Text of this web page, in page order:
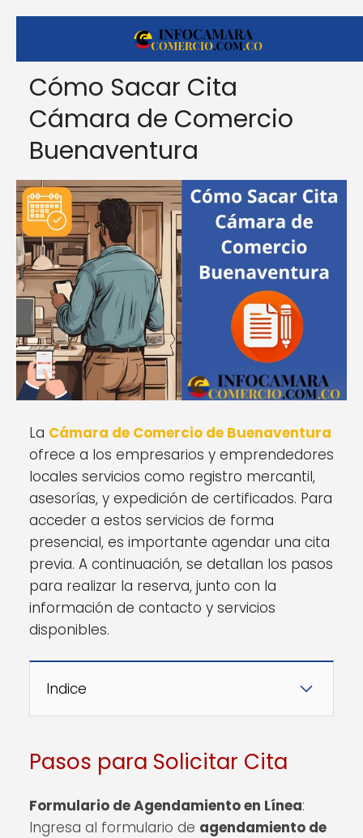
Cómo Sacar Cita
Cámara de Comercio
Buenaventura
La Cámara de Comercio de Buenaventura
ofrece a los empresarios y emprendedores
locales servicios como registro mercantil,
asesorías, y expedición de certificados. Para
acceder a estos servicios de forma
presencial, es importante agendar una cita
previa. A continuación, se detallan los pasos
para realizar la reserva, junto con la
información de contacto y servicios
disponibles.
Indice
Pasos para Solicitar Cita
Formulario de Agendamiento en Línea:
Ingresa al formulario de agendamiento de